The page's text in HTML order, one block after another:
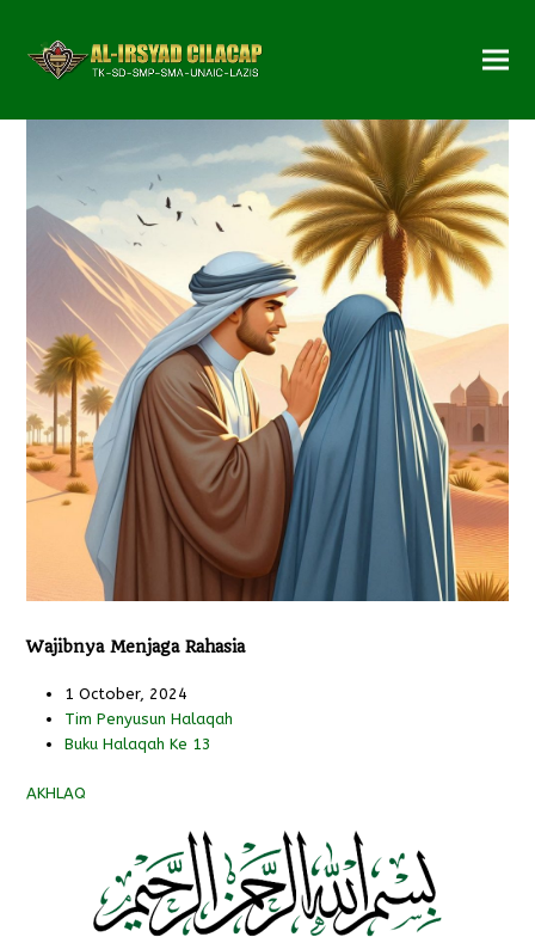
Wajibnya Menjaga Rahasia
1 October, 2024
Tim Penyusun Halaqah
Buku Halaqah Ke 13
AKHLAQ